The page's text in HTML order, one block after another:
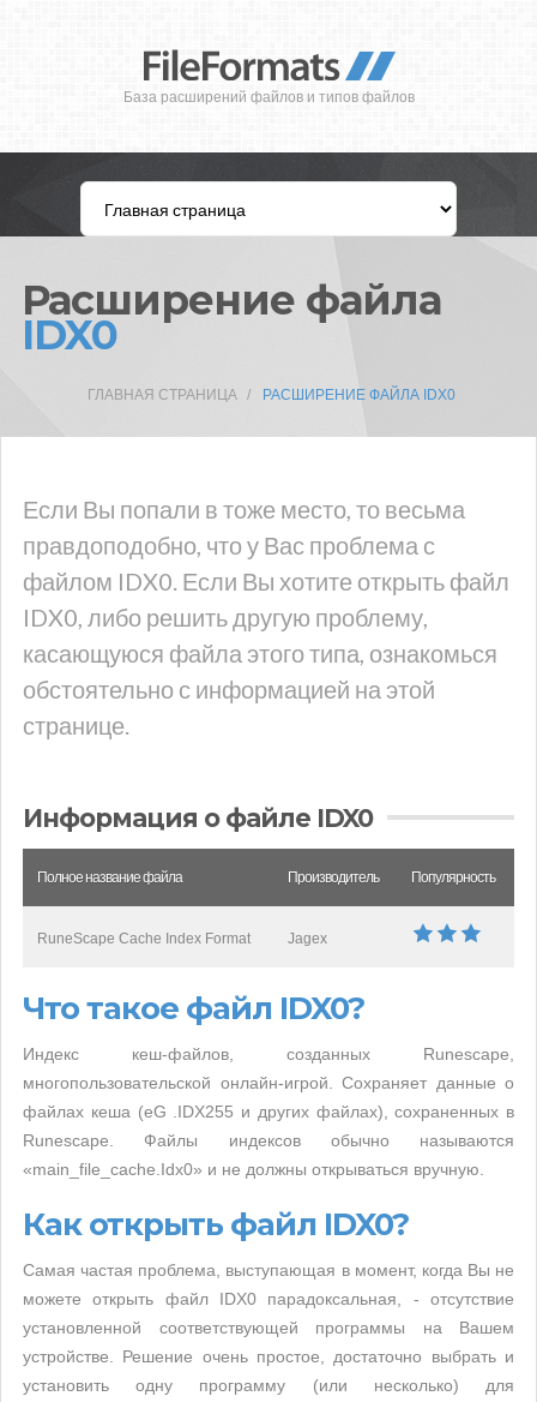
База расширений файлов и типов файлов
Расширение файла
IDX0
ГЛАВНАЯ СТРАНИЦА РАСШИРЕНИЕ ФАЙЛА IDX0
Если Вы попали в тоже место, то весьма
правдоподобно, что у Вас проблема с
файлом IDX0. Если Вы хотите открыть файл
IDX0, либо решить другую проблему,
касающуюся файла этого типа, ознакомься
обстоятельно с информацией на этой
странице.
Информация о файле IDX0
Полное название файла Производитель Популярность
RuneScape Cache Index Format Jagex
Что такое файл IDX0?
Индекс кеш-файлов, созданных Runescape,
многопользовательской онлайн-игрой. Сохраняет данные о
файлах кеша (eG .IDX255 и других файлах), сохраненных в
Runescape. Файлы индексов обычно называются
«main_file_cache.Idx0» и не должны открываться вручную.
Как открыть файл IDX0?
Самая частая проблема, выступающая в момент, когда Вы не
можете открыть файл IDX0 парадоксальная, - отсутствие
установленной соответствующей программы на Вашем
устройстве. Решение очень простое, достаточно выбрать и
установить одну программу (или несколько) для